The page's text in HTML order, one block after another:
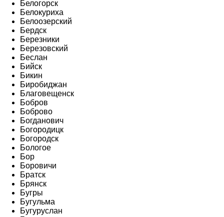
Белогорск
Белокуриха
Белоозерский
Бердск
Березники
Березовский
Беслан
Бийск
Бикин
Биробиджан
Благовещенск
Бобров
Боброво
Богданович
Богородицк
Богородск
Бологое
Бор
Боровичи
Братск
Брянск
Бугры
Бугульма
Бугуруслан